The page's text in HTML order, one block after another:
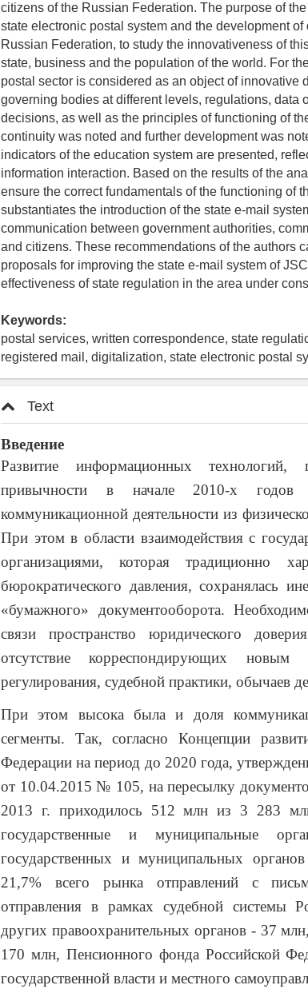
citizens of the Russian Federation. The purpose of
state electronic postal system and the development
Russian Federation, to study the innovativeness of
state, business and the population of the world. For
postal sector is considered as an object of innovative
governing bodies at different levels, regulations, data
decisions, as well as the principles of functioning of
continuity was noted and further development was
indicators of the education system are presented,
information interaction. Based on the results of the
ensure the correct fundamentals of the functioning of
substantiates the introduction of the state e-mail
communication between government authorities,
and citizens. These recommendations of the authors
proposals for improving the state e-mail system of
effectiveness of state regulation in the area under
Keywords:
postal services, written correspondence, state
registered mail, digitalization, state electronic postal
Text
Введение
Развитие информационных
привычности в начале 2010-х
коммуникационной деятельности из
При этом в области взаимодействия с
организациями, которая традиционно
бюрократического давления, сохранялась
«бумажного» документооборота.
связи пространство юридического
отсутствие корреспондирующих
регулирования, судебной практики, обычаев
При этом высока была и доля
сегменты. Так, согласно Концепции
Федерации на период до 2020 года,
от 10.04.2015 № 105, на пересылку
2013 г. приходилось 512 млн из 3 283
государственные и муниципальные
государственных и муниципальных
21,7% всего рынка отправлений с
отправления в рамках судебной системы
других правоохранительных органов - 37
170 млн, Пенсионного фонда Российской
государственной власти и местного